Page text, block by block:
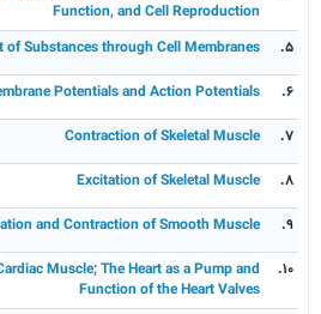
Function, and Cell Reproduction
۵. of Substances through Cell Membranes
۶.
Potentials and Action Potentials
۷.
Contraction of Skeletal Muscle
۸.
Excitation of Skeletal Muscle
۹.
and Contraction of Smooth Muscle
۱۰.
Muscle; The Heart as a Pump and
Function of the Heart Valves